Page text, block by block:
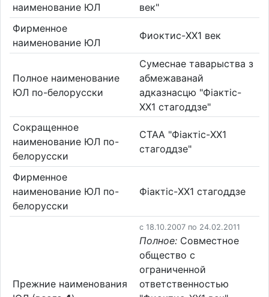
наименование ЮЛ
век"
Фирменное
наименование ЮЛ
Фиоктис-XX1 век
Полное наименование
ЮЛ по-белорусски
Сумеснае таварыства з
абмежаванай
адказнасцю "Фіактіс-
XX1 стагоддзе"
Сокращенное
наименование ЮЛ по-
белорусски
СТАА "Фіактіс-XX1
стагоддзе"
Фирменное
наименование ЮЛ по-
белорусски
Фіактіс-XX1 стагоддзе
Прежние наименования
c 18.10.2007 по 24.02.2011
Полное: Совместное
общество с
ограниченной
ответственностью